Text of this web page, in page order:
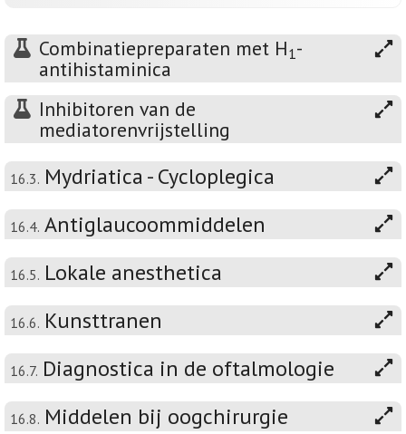
Combinatiepreparaten met H1-
antihistaminica
Inhibitoren van de
mediatorenvrijstelling
16.3. Mydriatica - Cycloplegica
16.4. Antiglaucoommiddelen
16.5. Lokale anesthetica
16.6. Kunsttranen
16.7. Diagnostica in de oftalmologie
16.8. Middelen bij oogchirurgie